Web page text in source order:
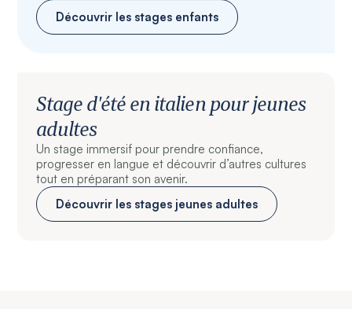
Découvrir les stages enfants
Stage d'été en italien pour jeunes
adultes
Un stage immersif pour prendre confiance,
progresser en langue et découvrir d’autres cultures
tout en préparant son avenir.
Découvrir les stages jeunes adultes